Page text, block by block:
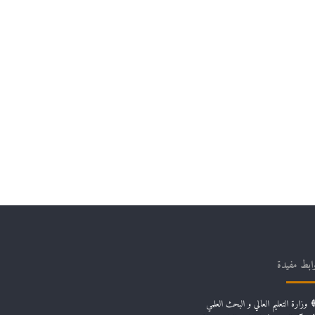
مفيدة
وزارة التعليم العالي و البحث العلمي